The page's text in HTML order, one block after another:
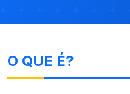
O QUE É?